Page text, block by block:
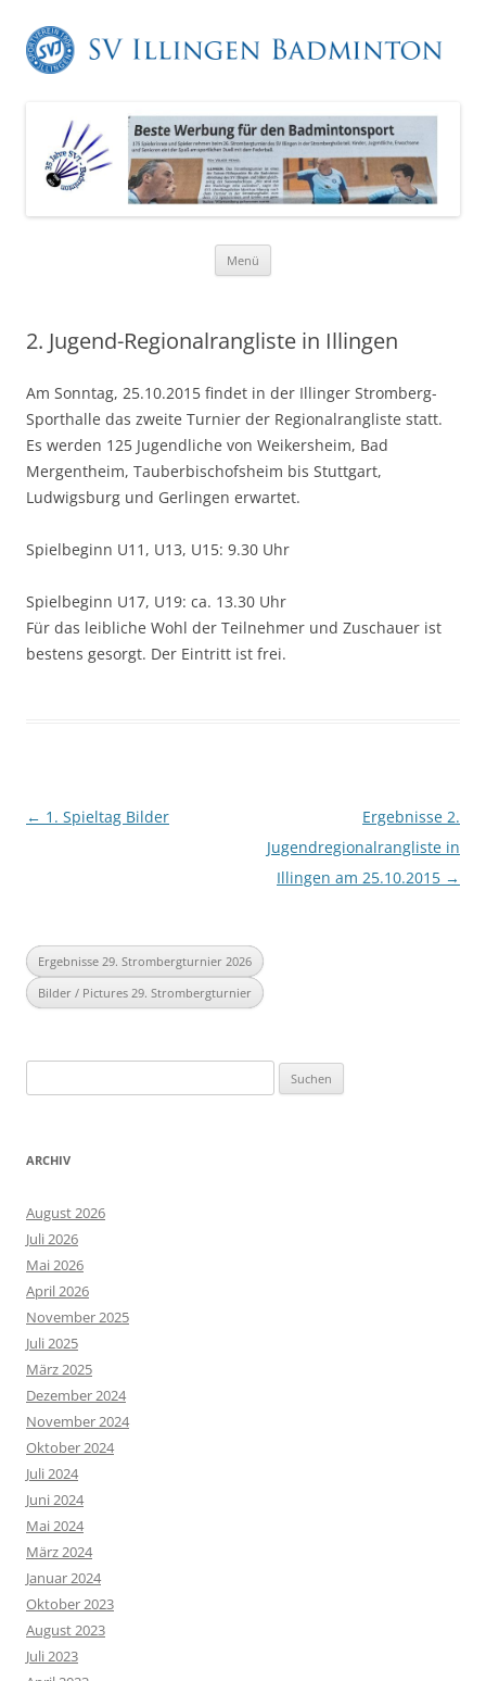
Menü
2. Jugend-Regionalrangliste in Illingen
Am Sonntag, 25.10.2015 findet in der Illinger Stromberg-
Sporthalle das zweite Turnier der Regionalrangliste statt.
Es werden 125 Jugendliche von Weikersheim, Bad
Mergentheim, Tauberbischofsheim bis Stuttgart,
Ludwigsburg und Gerlingen erwartet.
Spielbeginn U11, U13, U15: 9.30 Uhr
Spielbeginn U17, U19: ca. 13.30 Uhr
Für das leibliche Wohl der Teilnehmer und Zuschauer ist
bestens gesorgt. Der Eintritt ist frei.
Beitragsnavigation
← 1. Spieltag Bilder
Ergebnisse 2.
Jugendregionalrangliste in
Illingen am 25.10.2015 →
Ergebnisse 29. Strombergturnier 2026
Bilder / Pictures 29. Strombergturnier
nach:
ARCHIV
August 2026
Juli 2026
Mai 2026
April 2026
November 2025
Juli 2025
März 2025
Dezember 2024
November 2024
Oktober 2024
Juli 2024
Juni 2024
Mai 2024
März 2024
Januar 2024
Oktober 2023
August 2023
Juli 2023